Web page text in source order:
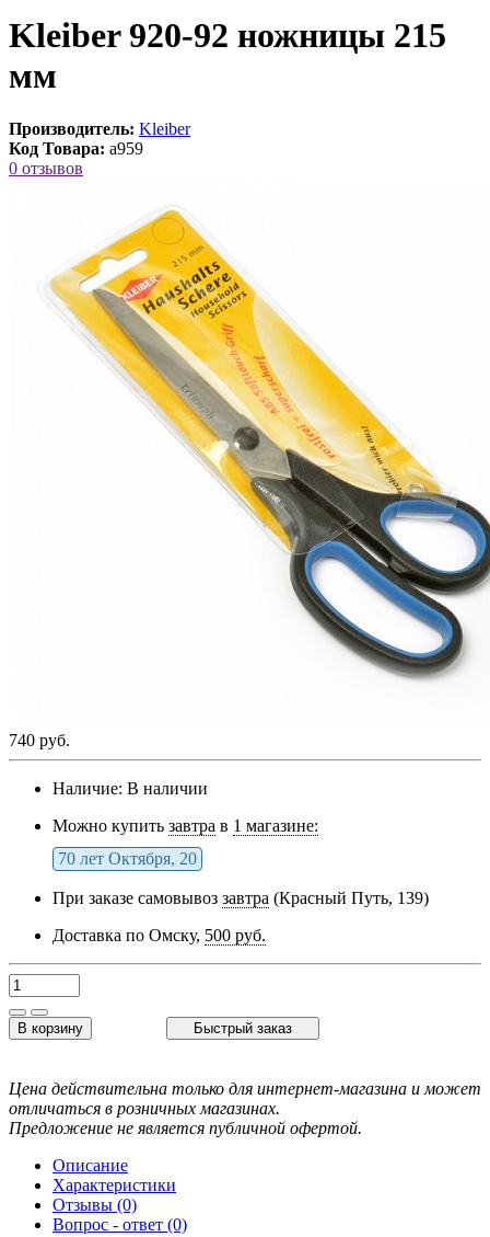
Kleiber 920-92 ножницы 215
мм
Производитель: Kleiber
Код Товара: a959
0 отзывов
740 руб.
Наличие: В наличии
Можно купить завтра в 1 магазине:
70 лет Октября, 20
При заказе самовывоз завтра (Красный Путь, 139)
Доставка по Омску, 500 руб.
В корзину Быстрый заказ
Цена действительна только для интернет-магазина и может
отличаться в розничных магазинах.
Предложение не является публичной офертой.
Описание
Характеристики
Отзывы (0)
Вопрос - ответ (0)